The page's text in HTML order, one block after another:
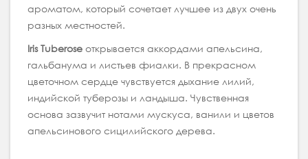
ароматом, который сочетает лучшее из двух очень
разных местностей.
Iris Tuberose открывается аккордами апельсина,
гальбанума и листьев фиалки. В прекрасном
цветочном сердце чувствуется дыхание лилий,
индийской туберозы и ландыша. Чувственная
основа зазвучит нотами мускуса, ванили и цветов
апельсинового сицилийского дерева.